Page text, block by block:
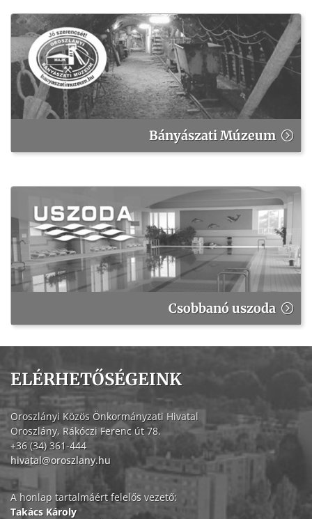
Bányászati Múzeum
Csobbanó uszoda
ELÉRHETŐSÉGEINK
Oroszlányi Közös Önkormányzati Hivatal
Oroszlány, Rákóczi Ferenc út 78.
+36 (34) 361-444
hivatal@oroszlany.hu
A honlap tartalmáért felelős vezető:
Takács Károly